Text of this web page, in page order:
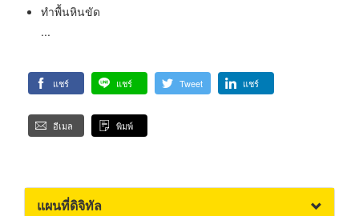
ทำพื้นหินขัด
...
แชร์ แชร์ Tweet แชร์
อีเมล พิมพ์
แผนที่ดิจิทัล